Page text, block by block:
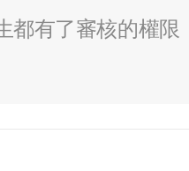
有了審核的權限